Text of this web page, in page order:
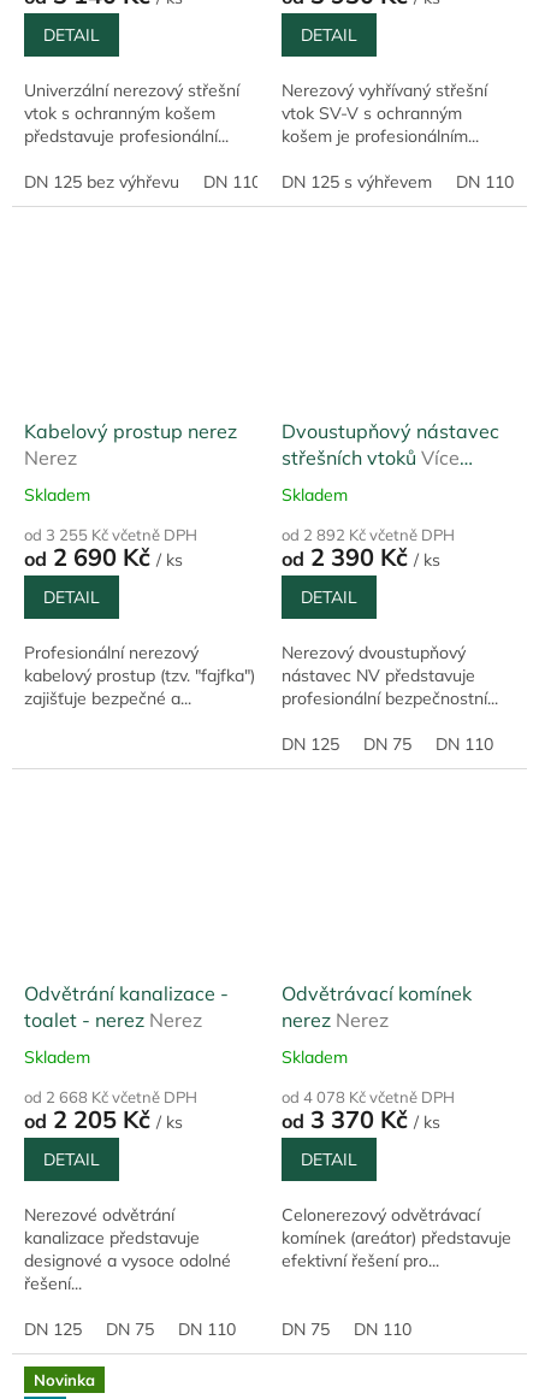
DETAIL
Univerzální nerezový střešní
vtok s ochranným košem
představuje profesionální...
DN 125 bez výhřevu DN 110 bez výhřevu DN 75 bez výhřevu
DETAIL
Nerezový vyhřívaný střešní
vtok SV-V s ochranným
košem je profesionálním...
DN 125 s výhřevem DN 110 s
Kabelový prostup nerez
Nerez
Skladem
od 3 255 Kč včetně DPH
od 2 690 Kč / ks
DETAIL
Profesionální nerezový
kabelový prostup (tzv. "fajfka")
zajišťuje bezpečné a...
Dvoustupňový nástavec
střešních vtoků Více
rozměrů
Skladem
od 2 892 Kč včetně DPH
od 2 390 Kč / ks
DETAIL
Nerezový dvoustupňový
nástavec NV představuje
profesionální bezpečnostní...
DN 125 DN 75 DN 110
Odvětrání kanalizace -
toalet - nerez Nerez
Skladem
od 2 668 Kč včetně DPH
od 2 205 Kč / ks
DETAIL
Nerezové odvětrání
kanalizace představuje
designové a vysoce odolné
řešení...
DN 125 DN 75 DN 110
Odvětrávací komínek
nerez Nerez
Skladem
od 4 078 Kč včetně DPH
od 3 370 Kč / ks
DETAIL
Celonerezový odvětrávací
komínek (areátor) představuje
efektivní řešení pro...
DN 75 DN 110
Novinka